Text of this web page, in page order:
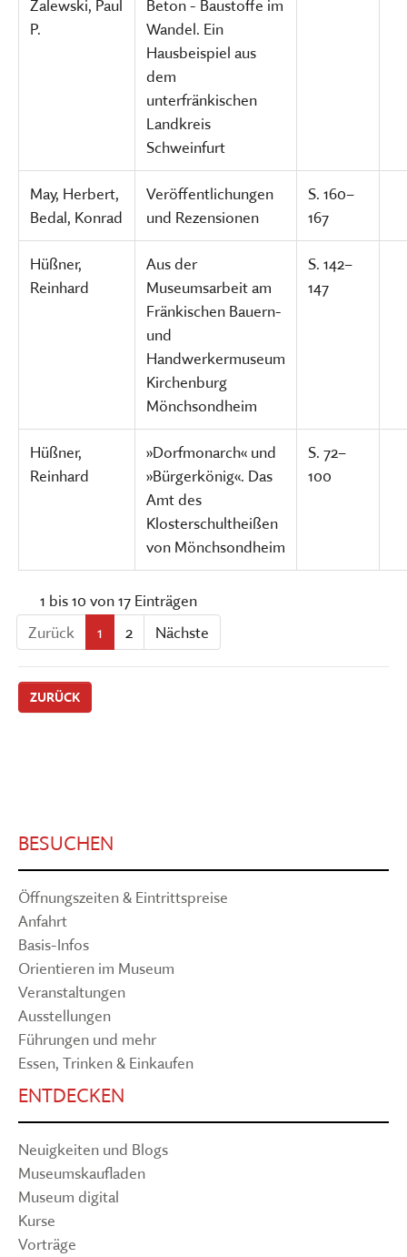
Zalewski, Paul
P.
Beton - Baustoffe im
Wandel. Ein
Hausbeispiel aus
dem
unterfränkischen
Landkreis
Schweinfurt
May, Herbert,
Bedal, Konrad
Veröffentlichungen
und Rezensionen
S. 160–
167
Hüßner,
Reinhard
Aus der
Museumsarbeit am
Fränkischen Bauern-
und
Handwerkermuseum
Kirchenburg
Mönchsondheim
S. 142–
147
Hüßner,
Reinhard
»Dorfmonarch« und
»Bürgerkönig«. Das
Amt des
Klosterschultheißen
von Mönchsondheim
S. 72–
100
1 bis 10 von 17 Einträgen
Zurück
1 2 Nächste
ZURÜCK
BESUCHEN
Öffnungszeiten & Eintrittspreise
Anfahrt
Basis-Infos
Orientieren im Museum
Veranstaltungen
Ausstellungen
Führungen und mehr
Essen, Trinken & Einkaufen
ENTDECKEN
Neuigkeiten und Blogs
Museumskaufladen
Museum digital
Kurse
Vorträge